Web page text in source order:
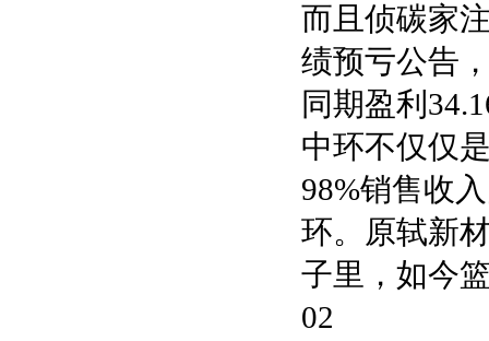
而且侦碳家
绩预亏公告
同期盈利
中环不仅仅
98%销售收
环。原轼新
子里，如今
02